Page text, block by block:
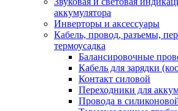
аккумулятора
Инверторы и аксессуары
Кабель, провод, разъемы,
термоусадка
Балансировочные
Кабель для зарядки
Контакт силовой
Переходники для
Провода в